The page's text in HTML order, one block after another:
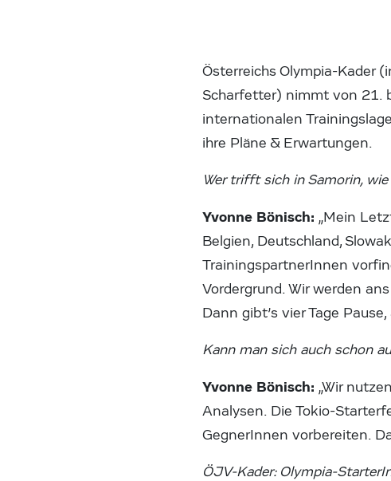
Österreichs Olympia-Kader
Scharfetter) nimmt von 21.
internationalen
ihre Pläne & Erwartungen.
Wer trifft sich in Samorin,
Yvonne Bönisch: „Mein
Belgien, Deutschland,
TrainingspartnerInnen
Vordergrund. Wir werden
Dann gibt’s vier Tage
Kann man sich auch schon
Yvonne Bönisch: „Wir
Analysen. Die Tokio-
GegnerInnen vorbereiten.
ÖJV-Kader: Olympia-